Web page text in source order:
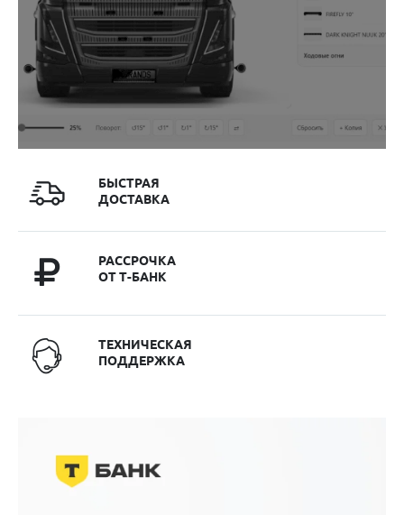
БЫСТРАЯ
ДОСТАВКА
РАССРОЧКА
ОТ Т-БАНК
ТЕХНИЧЕСКАЯ
ПОДДЕРЖКА